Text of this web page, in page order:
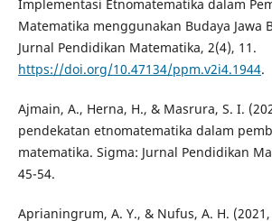
Implementasi Etnomatematika dalam
Matematika menggunakan Budaya Jawa
Jurnal Pendidikan Matematika, 2(4), 11.
https://doi.org/10.47134/ppm.v2i4.1944.
Ajmain, A., Herna, H., & Masrura, S. I.
pendekatan etnomatematika dalam
matematika. Sigma: Jurnal Pendidikan
45-54.
Aprianingrum, A. Y., & Nufus, A. H.